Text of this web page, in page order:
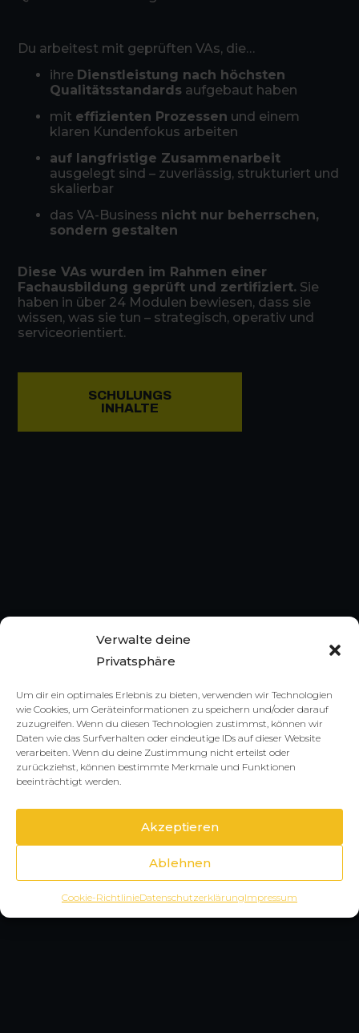
Verwalte deine
Privatsphäre
Um dir ein optimales Erlebnis zu bieten, verwenden wir Technologien
wie Cookies, um Geräteinformationen zu speichern und/oder darauf
zuzugreifen. Wenn du diesen Technologien zustimmst, können wir
Daten wie das Surfverhalten oder eindeutige IDs auf dieser Website
verarbeiten. Wenn du deine Zustimmung nicht erteilst oder
zurückziehst, können bestimmte Merkmale und Funktionen
beeinträchtigt werden.
Akzeptieren
Ablehnen
Cookie-RichtlinieDatenschutzerklärungImpressum
Du arbeitest mit geprüften VAs, die…
ihre Dienstleistung nach höchsten
Qualitätsstandards aufgebaut haben
mit effizienten Prozessen und einem
klaren Kundenfokus arbeiten
auf langfristige Zusammenarbeit
ausgelegt sind – zuverlässig, strukturiert und
skalierbar
das VA-Business nicht nur beherrschen,
sondern gestalten
Diese VAs wurden im Rahmen einer
Fachausbildung geprüft und zertifiziert. Sie
haben in über 24 Modulen bewiesen, dass sie
wissen, was sie tun – strategisch, operativ und
serviceorientiert.
SCHULUNGS
INHALTE